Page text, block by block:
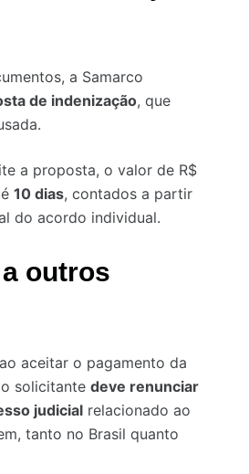
a Samarco
de indenização, que
a proposta, o valor de R$
10 dias, contados a partir
do acordo individual.
outros
aceitar o pagamento da
solicitante deve renunciar
judicial relacionado ao
tanto no Brasil quanto